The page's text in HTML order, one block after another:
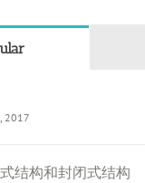
2017
结构和封闭式结构